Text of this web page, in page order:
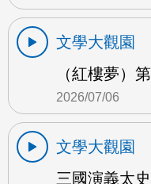
文學大觀園
（紅樓夢）
2026/07/06
文學大觀園
三國演義太